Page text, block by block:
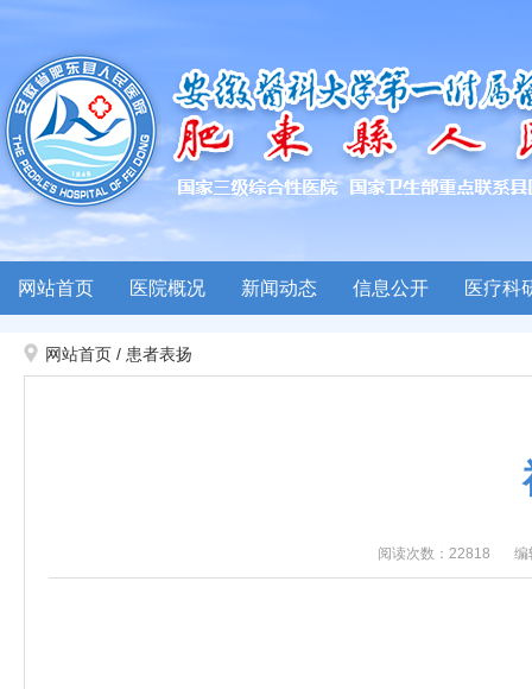
网站首页 医院概况 新闻动态 信息公开 医疗科
网站首页 / 患者表扬
阅读次数：22818 编